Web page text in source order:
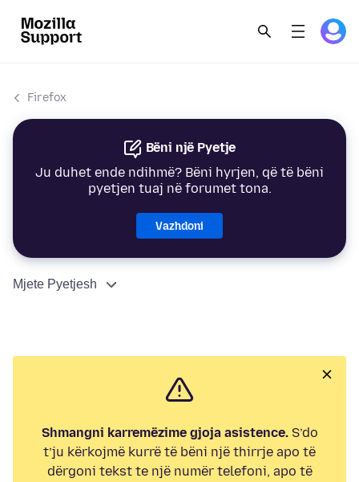
Firefox
Bëni një Pyetje
Ju duhet ende ndihmë? Bëni hyrjen, që të bëni
pyetjen tuaj në forumet tona.
Vazhdoni
Mjete Pyetjesh
Shmangni karremëzime gjoja asistence.S’do
t’ju kërkojmë kurrë të bëni një thirrje apo të
dërgoni tekst te një numër telefoni, apo të